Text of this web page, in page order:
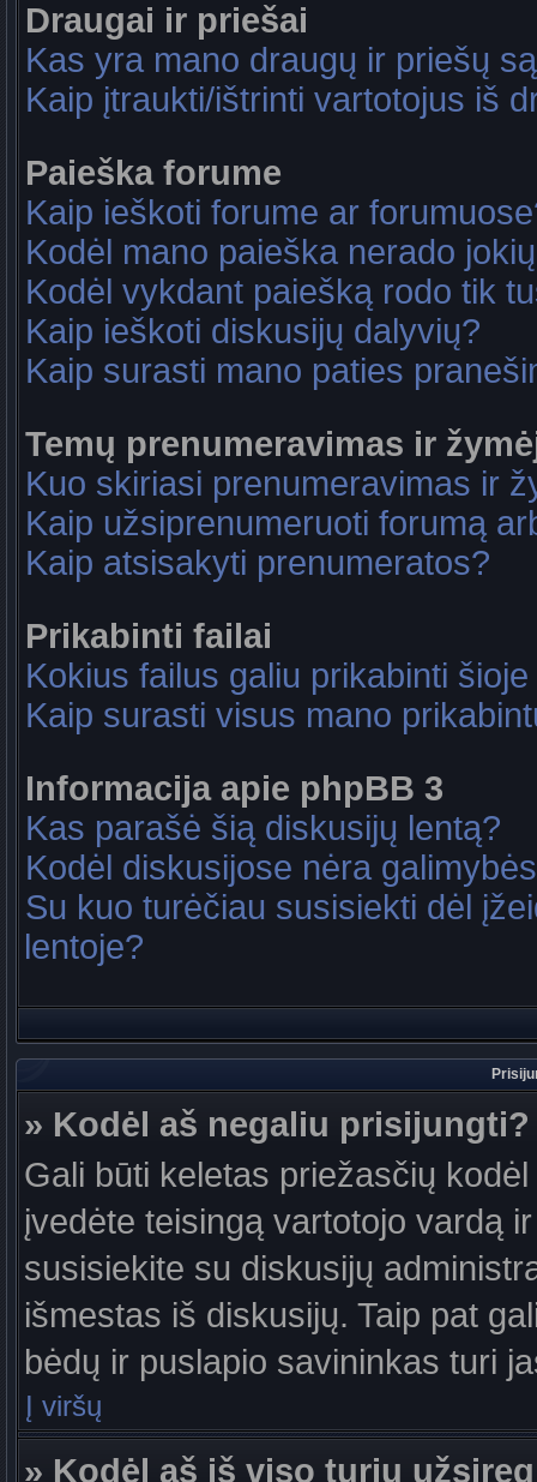
Draugai ir priešai
Kas yra mano draugų ir priešų
Kaip įtraukti/ištrinti vartotojus iš
Paieška forume
Kaip ieškoti forume ar
Kodėl mano paieška nerado
Kodėl vykdant paiešką rodo tik
Kaip ieškoti diskusijų dalyvių?
Kaip surasti mano paties
Temų prenumeravimas ir
Kuo skiriasi prenumeravimas ir
Kaip užsiprenumeruoti forumą
Kaip atsisakyti prenumeratos?
Prikabinti failai
Kokius failus galiu prikabinti
Kaip surasti visus mano
Informacija apie phpBB 3
Kas parašė šią diskusijų lentą?
Kodėl diskusijose nėra
Su kuo turėčiau susisiekti dėl
lentoje?
» Kodėl aš negaliu prisijungti?
Gali būti keletas priežasčių
įvedėte teisingą vartotojo vardą
susisiekite su diskusijų
išmestas iš diskusijų. Taip pat
bėdų ir puslapio savininkas turi
Į viršų
» Kodėl aš iš viso turiu